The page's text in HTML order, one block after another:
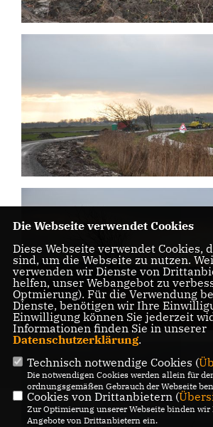
Die Webseite verwendet Cookies
Diese Webseite verwendet Cookies,
sind, um die Webseite zu nutzen.
verwenden wir Dienste von
helfen, unser Webangebot zu
Optmierung). Für die Verwendung
Dienste, benötigen wir Ihre
Einwilligung können Sie jederzeit
Informationen finden Sie in unserer
Datenschutzerklärung.
Technisch notwendige Cookies (
Die notwendigen Cookies werden allein für
ordnungsgemäßen Gebrauch der Webseite
Cookies von Drittanbietern (
Zur Optimierung unserer Webseite binden wir
Angebote von Drittanbietern ein.